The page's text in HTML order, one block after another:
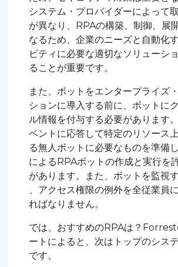
システム・プロバイダーによって
が異なり、RPAの構築、制御、展
なるため、企業のニーズと自動化
ビティに必要な適切なソリューシ
ることが重要です。
また、ボットをエンタープライズ
ションに導入する前に、ボットに
ル情報を付与する必要があります
ベントに応答して特定のリソース
る無人ボットに必要なものを準備
によるRPAボットの作成と実行を
があります。また、ボットを監視
、アクセス権限の例外を全従業員
ればなりません。
では、おすすめのRPAは？
ートによると、次はトップのシス
です。